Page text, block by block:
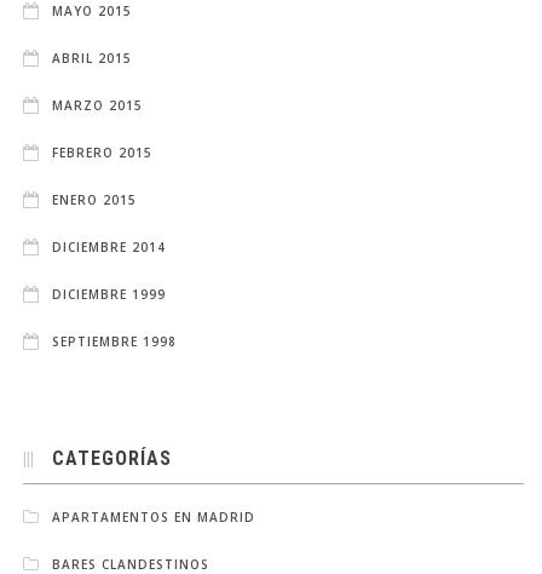
MAYO 2015
ABRIL 2015
MARZO 2015
FEBRERO 2015
ENERO 2015
DICIEMBRE 2014
DICIEMBRE 1999
SEPTIEMBRE 1998
CATEGORÍAS
APARTAMENTOS EN MADRID
BARES CLANDESTINOS